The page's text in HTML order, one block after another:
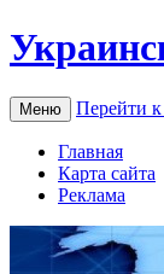
Меню Перейти
Главная
Карта сайта
Реклама